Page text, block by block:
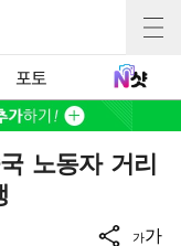
포토
노동자 거리
가가